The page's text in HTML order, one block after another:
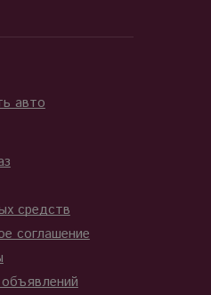
авто
средств
соглашение